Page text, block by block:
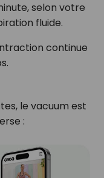
selon votre
fluide.
continue
le vacuum est
: